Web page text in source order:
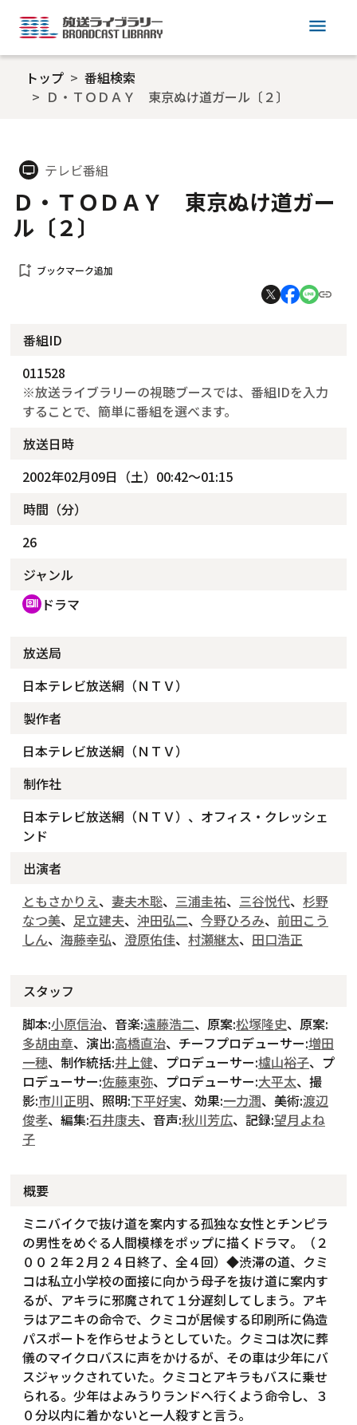
menu
トップ
番組検索
Ｄ・ＴＯＤＡＹ 東京ぬけ道ガール〔２〕
tv テレビ番組
Ｄ・ＴＯＤＡＹ 東京ぬけ道ガー
ル〔２〕
bookmark_add ブックマーク追加
番組ID
011528
※放送ライブラリーの視聴ブースでは、番組IDを入力
することで、簡単に番組を選べます。
放送日時
2002年02月09日（土）00:42～01:15
時間（分）
26
ジャンル
recent_actors ドラマ
放送局
日本テレビ放送網（ＮＴＶ）
製作者
日本テレビ放送網（ＮＴＶ）
制作社
日本テレビ放送網（ＮＴＶ）、オフィス・クレッシェ
ンド
出演者
ともさかりえ 、 妻夫木聡、 三浦圭祐、 三谷悦代、 杉野
なつ美、 足立建夫、 沖田弘二、 今野ひろみ、 前田こう
しん、 海藤幸弘、 澄原佑佳、 村瀬継太、 田口浩正
スタッフ
脚本:小原信治、音楽:遠藤浩二、原案:松塚隆史、原案:
多胡由章、演出:高橋直治、チーフプロデューサー:増田
一穂、制作統括:井上健、プロデューサー:櫨山裕子、プ
ロデューサー:佐藤東弥、プロデューサー:大平太、撮
影:市川正明、照明:下平好実、効果:一力潤、美術:渡辺
俊孝、編集:石井康夫、音声:秋川芳広、記録:望月よね
子
概要
ミニバイクで抜け道を案内する孤独な女性とチンピラ
の男性をめぐる人間模様をポップに描くドラマ。（２
００２年２月２４日終了、全４回）◆渋滞の道、クミ
コは私立小学校の面接に向かう母子を抜け道に案内す
るが、アキラに邪魔されて１分遅刻してしまう。アキ
ラはアニキの命令で、クミコが居候する印刷所に偽造
パスポートを作らせようとしていた。クミコは次に葬
儀のマイクロバスに声をかけるが、その車は少年にバ
スジャックされていた。クミコとアキラもバスに乗せ
られる。少年はよみうりランドへ行くよう命令し、３
０分以内に着かないと一人殺すと言う。